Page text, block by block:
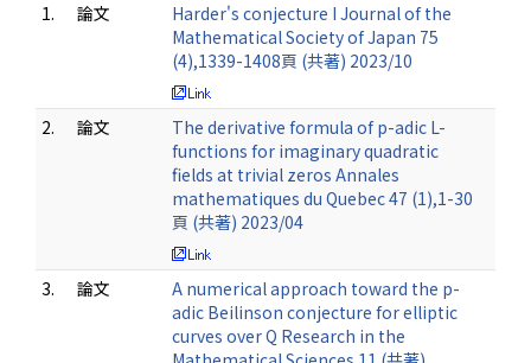
1.
論文
Harder's conjecture I Journal of the
Mathematical Society of Japan 75
(4),1339-1408頁 (共著) 2023/10
2. 論文
The derivative formula of p-adic L-
functions for imaginary quadratic
fields at trivial zeros Annales
mathematiques du Quebec 47 (1),1-30
頁 (共著) 2023/04
3. 論文
A numerical approach toward the p-
adic Beilinson conjecture for elliptic
curves over Q Research in the